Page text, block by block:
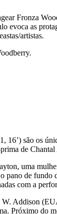
Fronza
evoca as
artistas.
são os
de
uma
de fundo
com a
Addison
Próximo do